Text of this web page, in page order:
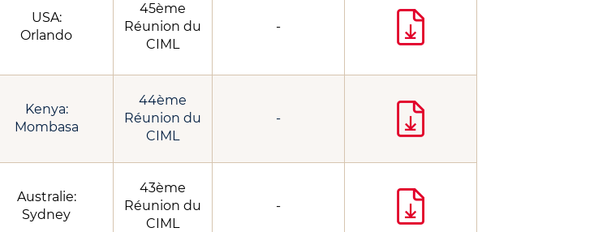
USA:
Orlando
45ème
Réunion du
CIML
-
Kenya:
Mombasa
44ème
Réunion du
CIML
-
Australie:
Sydney
43ème
Réunion du
CIML
-